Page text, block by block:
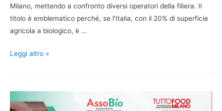
Milano, mettendo a confronto diversi operatori della filiera. Il
titolo è emblematico perché, se l’Italia, con il 20% di superficie
agricola a biologico, è …
Leggi altro »